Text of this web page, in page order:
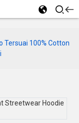
Tersuai 100% Cotton